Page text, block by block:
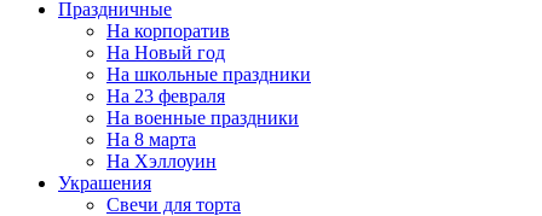
Праздничные
На корпоратив
На Новый год
На школьные праздники
На 23 февраля
На военные праздники
На 8 марта
На Хэллоуин
Украшения
Свечи для торта